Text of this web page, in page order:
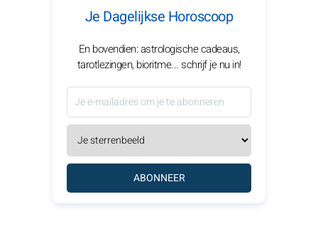
Je Dagelijkse Horoscoop
En bovendien: astrologische cadeaus,
tarotlezingen, bioritme... schrijf je nu in!
ABONNEER